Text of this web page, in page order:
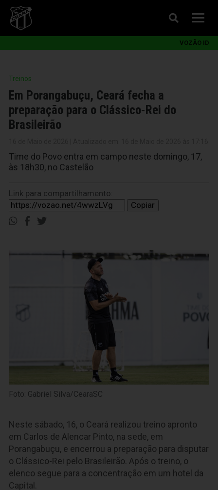
VOZÃO ID
Treinos
Em Porangabuçu, Ceará fecha a
preparação para o Clássico-Rei do
Brasileirão
Time do Povo entra em campo neste domingo, 17,
às 18h30, no Castelão
Link para compartilhamento:
Copiar
Foto: Gabriel Silva/CearaSC
Neste sábado, 16, o Ceará realizou treino apronto
em Carlos de Alencar Pinto, na sede, em
Porangabuçu, e encerrou a preparação para disputar
o Clássico-Rei pelo Brasileirão. Após o treino, o
elenco segue para a concentração em um hotel da
Capital.